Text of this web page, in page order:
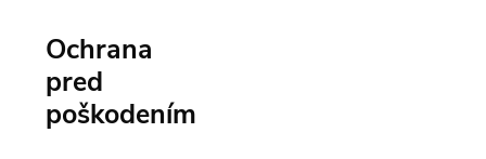
Ochrana
pred
poškodením